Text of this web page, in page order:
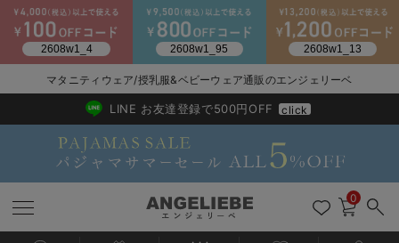
マタニティウェア/授乳服&ベビーウェア通販のエンジェリーベ
2026/NewArrival
送料495円(一部地域を除く) 7,700円以上で送料無料
LINE お友達登録で500円OFF click
0